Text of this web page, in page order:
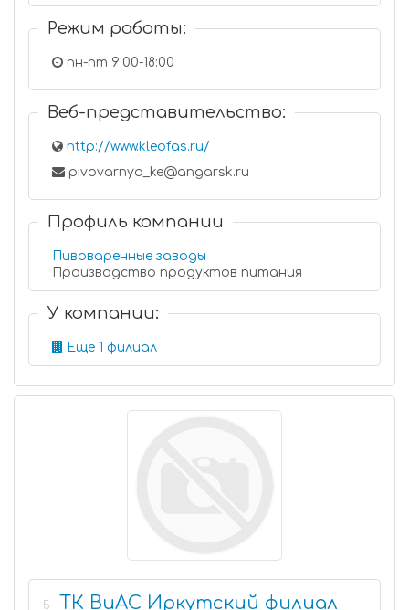
Режим работы:
пн-пт 9:00-18:00
Веб-представительство:
http://www.kleofas.ru/
pivovarnya_ke@angarsk.ru
Профиль компании
Пивоваренные заводы
Производство продуктов питания
У компании:
Еще 1 филиал
5 ТК ВиАС Иркутский филиал